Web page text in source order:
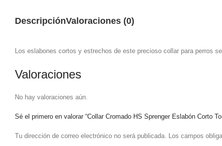
DescripciónValoraciones (0)
Los eslabones cortos y estrechos de este precioso collar para perros
Valoraciones
No hay valoraciones aún.
Sé el primero en valorar “Collar Cromado HS Sprenger Eslabón Corto
Tu dirección de correo electrónico no será publicada. Los campos